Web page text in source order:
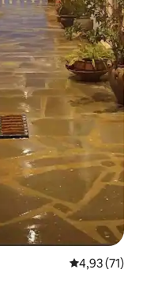
Priemerné
4,93 (71)